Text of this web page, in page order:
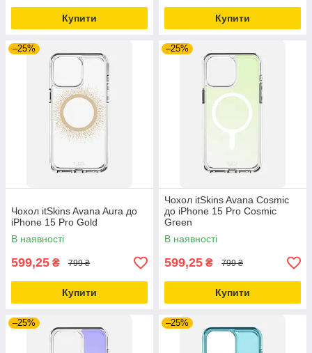
Купити Купити
–25%
Чохол itSkins Avana Aura до
iPhone 15 Pro Gold
В наявності
599,25 ₴ 799 ₴
Купити
–25%
Чохол itSkins Avana Cosmic
до iPhone 15 Pro Cosmic
Green
В наявності
599,25 ₴ 799 ₴
Купити
–25% –25%